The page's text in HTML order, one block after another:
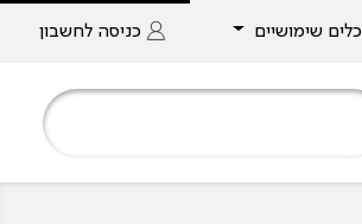
כלים שימושיים כניסה לחשבון